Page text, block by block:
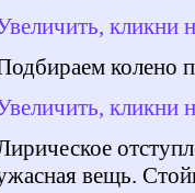
кликни
колено
кликни
вещь.